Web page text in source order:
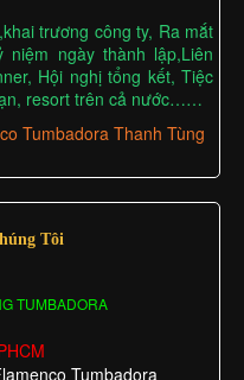
trương công ty, Ra mắt
ngày thành lập,Liên
Hội nghị tổng kết, Tiệc
resort trên cả nước……
Tôi
TUMBADORA
Tumbadora